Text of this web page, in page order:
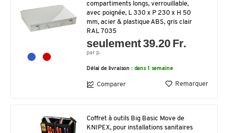
compartiments longs, verrouillable,
avec poignée, L 330 x P 230 x H 50
mm, acier & plastique ABS, gris clair
RAL 7035
seulement 39.20 Fr.
par p.
Délai de livraison : dans 1 semaine
Comparer Remarquer
Coffret à outils Big Basic Move de
KNIPEX, pour installations sanitaires